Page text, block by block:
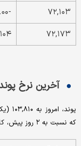
۷۲,۱۰۳ -۷۰.۰۰
۷۲,۱۷۳
۱۰۴
آخرین نرخ
که نسبت به ۲ روز پیش، کاهش ۱.۵۷ درصدی داشته است.